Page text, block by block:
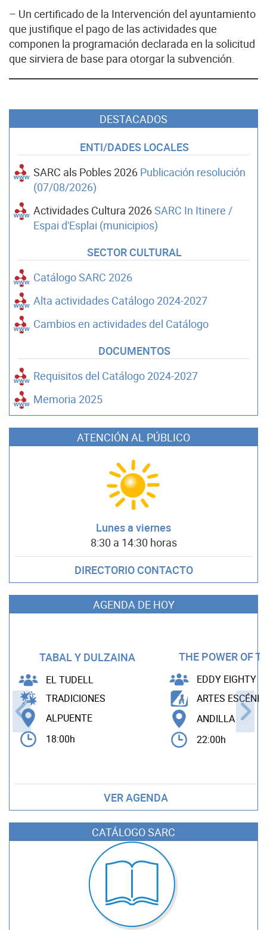
– Un certificado de la Intervención del ayuntamiento
que justifique el pago de las actividades que
componen la programación declarada en la solicitud
que sirviera de base para otorgar la subvención.
DESTACADOS
ENTI/DADES LOCALES
SARC als Pobles 2026 Publicación resolución
(07/08/2026)
Actividades Cultura 2026SARC In Itinere /
Espai d'Esplai (municipios)
SECTOR CULTURAL
Catálogo SARC 2026
Alta actividades Catálogo 2024-2027
Cambios en actividades del Catálogo
DOCUMENTOS
Requisitos del Catálogo 2024-2027
Memoria 2025
ATENCIÓN AL PÚBLICO
Lunes a viernes
8:30 a 14:30 horas
DIRECTORIO CONTACTO
AGENDA DE HOY
TABAL Y DULZAINA
EL TUDELL
TRADICIONES
ALPUENTE
18:00h
THE POWER OF
EDDY EIGHTY
ARTES
ANDILLA
22:00h
VER AGENDA
CATÁLOGO SARC